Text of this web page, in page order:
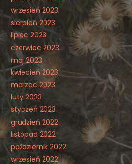
wrzesień 2023
sierpień 2023
lipiec 2023
czerwiec 2023
maj 2023
kwiecień 2023
marzec 2023
luty 2023
styczeń 2023
grudzień 2022
listopad 2022
październik 2022
wrzesień 2022